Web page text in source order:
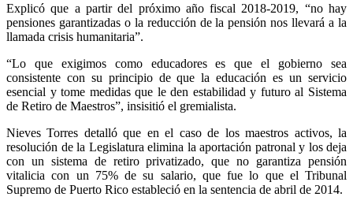
Explicó que a partir del próximo año fiscal 2018-2019, “no hay
pensiones garantizadas o la reducción de la pensión nos llevará a la
llamada crisis humanitaria”.
“Lo que exigimos como educadores es que el gobierno sea
consistente con su principio de que la educación es un servicio
esencial y tome medidas que le den estabilidad y futuro al Sistema
de Retiro de Maestros”, insisitió el gremialista.
Nieves Torres detalló que en el caso de los maestros activos, la
resolución de la Legislatura elimina la aportación patronal y los deja
con un sistema de retiro privatizado, que no garantiza pensión
vitalicia con un 75% de su salario, que fue lo que el Tribunal
Supremo de Puerto Rico estableció en la sentencia de abril de 2014.